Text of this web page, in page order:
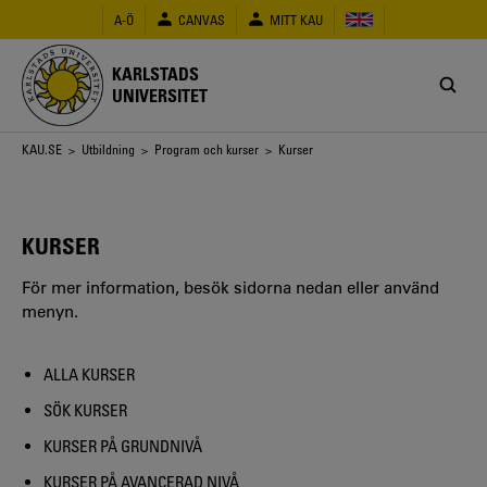
huvudinnehåll
A-Ö CANVAS MITT KAU
KARLSTADS
UNIVERSITET
Länkstig
KAU.SE > Utbildning > Program och kurser > Kurser
KURSER
För mer information, besök sidorna nedan eller använd
menyn.
ALLA KURSER
SÖK KURSER
KURSER PÅ GRUNDNIVÅ
KURSER PÅ AVANCERAD NIVÅ